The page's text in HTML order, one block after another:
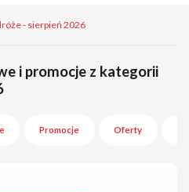
- sierpień 2026
i promocje z kategorii
Promocje Oferty